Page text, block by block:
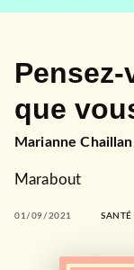
que
Marianne Chaillan
Marabout
01/09/2021 SANTÉ